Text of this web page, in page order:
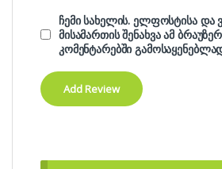
ჩემი სახელის. ელფოსტისა და
მისამართის შენახვა ამ
კომენტარებში